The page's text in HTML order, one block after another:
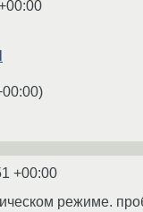
)
+00:00
режиме.